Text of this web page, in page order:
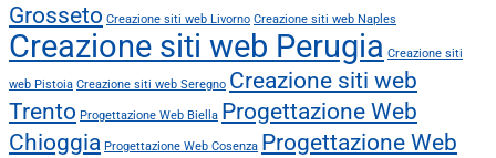
Grosseto Creazione siti web Livorno Creazione siti web Naples
Creazione siti web Perugia Creazione siti
web Pistoia Creazione siti web Seregno Creazione siti web
Trento Progettazione Web Biella Progettazione Web
Chioggia Progettazione Web Cosenza Progettazione Web